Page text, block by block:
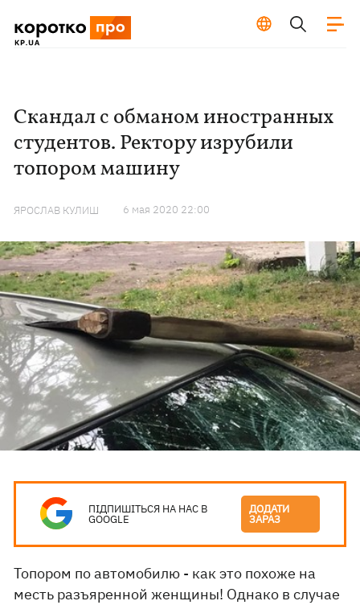
Скандал с обманом иностранных
студентов. Ректору изрубили
топором машину
ЯРОСЛАВ КУЛИШ 6 мая 2020 22:00
ПІДПИШІТЬСЯ НА НАС В
GOOGLE
ДОДАТИ
ЗАРАЗ
Топором по автомобилю - как это похоже на
месть разъяренной женщины! Однако в случае